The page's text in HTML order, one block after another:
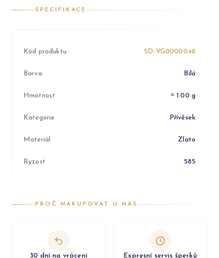
SPECIFIKACE
Kód produktu 5D-VG0000048
Barva Bílá
Hmotnost ≈ 1.00 g
Kategorie Přívěsek
Materiál Zlato
Ryzost 585
PROČ NAKUPOVAT U NÁS
30 dní na vrácení
Expresní servis šperků